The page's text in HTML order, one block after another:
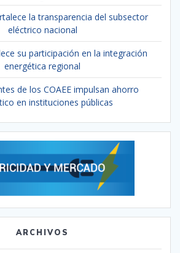
la transparencia del subsector
eléctrico nacional
su participación en la integración
energética regional
de los COAEE impulsan ahorro
en instituciones públicas
ARCHIVOS